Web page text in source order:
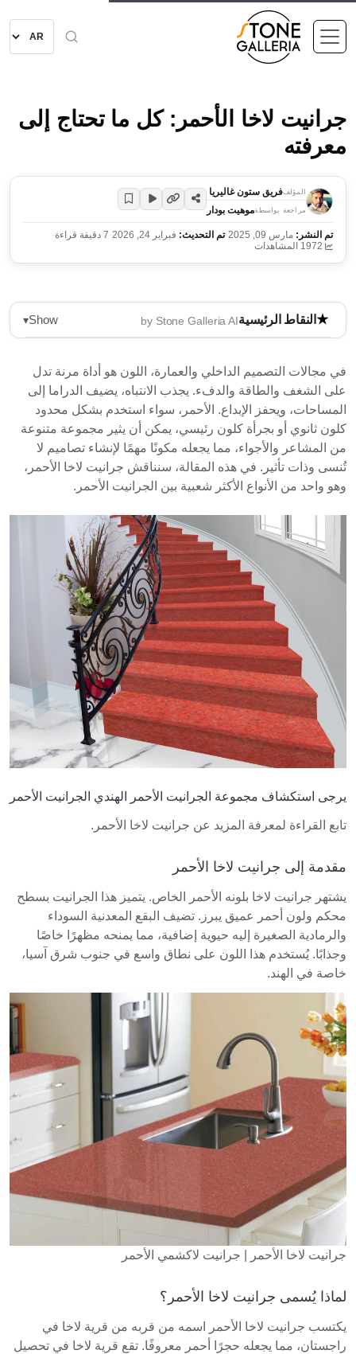
جرانيت لاخا الأحمر: كل ما تحتاج إلى
معرفته
المؤلففريق ستون غاليريا
مراجعة بواسطةموهيت بودار
تم النشر: مارس 09, 2025 ·تم التحديث: فبراير 24, 2026 ·7 دقيقة قراءة
·
النقاط الرئيسيةby Stone Galleria AI
Show
▾
الأحمر العميق وسطحه المحكم، يتم استخراجه بشكل
رئيسي من راجستان، الهند. يُستخدم في تطبيقات متنوعة،
بما في ذلك أسطح العمل، الأرضيات، وتكسية الجدران،
ويتوفر بدرجات وتشطيبات مختلفة تؤثر على سعره.
الجاذبية الجمالية والمتانة للجرانيت تساهم في الطلب عليه
في المشاريع السكنية والتجارية.
يتم استخراج جرانيت لاخا الأحمر بشكل رئيسي من
يتوفر بدرجات مختلفة، مع أسعار تتراوح من 120 إلى
أكثر من 200 روبية هندية لكل قدم مربع.
تشمل التطبيقات الشائعة أسطح المطابخ، الأرضيات،
وتكسية الجدران.
جرانيت لاخا الأحمر هو مادة متعددة الاستخدامات ومتينة،
مما يجعله خيارًا مفضلاً لمشاريع التصميم المعماري
والداخلي المتنوعة.
في مجالات التصميم الداخلي والعمارة، اللون هو أداة مرنة تدل
على الشغف والطاقة والدفء. يجذب الانتباه، يضيف الدراما إلى
المساحات، ويحفز الإبداع. الأحمر، سواء استخدم بشكل محدود
كلون ثانوي أو بجرأة كلون رئيسي، يمكن أن يثير مجموعة متنوعة
من المشاعر والأجواء، مما يجعله مكونًا مهمًا لإنشاء تصاميم لا
تُنسى وذات تأثير. في هذه المقالة، سنناقش جرانيت لاخا الأحمر،
وهو واحد من الأنواع الأكثر شعبية بين الجرانيت الأحمر.
يرجى استكشاف مجموعة الجرانيت الأحمر الهندي الجرانيت الأحمر
تابع القراءة لمعرفة المزيد عن جرانيت لاخا الأحمر.
مقدمة إلى جرانيت لاخا الأحمر
يشتهر جرانيت لاخا بلونه الأحمر الخاص. يتميز هذا الجرانيت بسطح
محكم ولون أحمر عميق يبرز. تضيف البقع المعدنية السوداء
والرمادية الصغيرة إليه حيوية إضافية، مما يمنحه مظهرًا خاصًا
وجذابًا. يُستخدم هذا اللون على نطاق واسع في جنوب شرق آسيا،
خاصة في الهند.
جرانيت لاخا الأحمر | جرانيت لاكشمي الأحمر
لماذا يُسمى جرانيت لاخا الأحمر؟
يكتسب جرانيت لاخا الأحمر اسمه من قربه من قرية لاخا في
راجستان، مما يجعله حجرًا أحمر معروفًا. تقع قرية لاخا في تحصيل